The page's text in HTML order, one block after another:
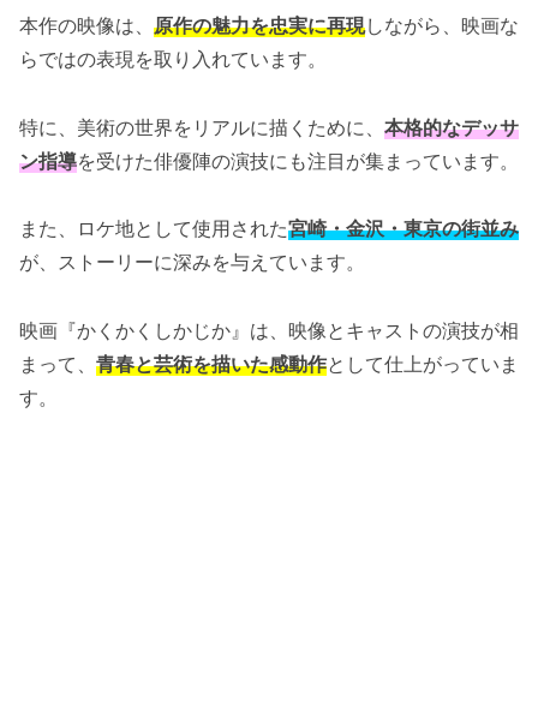
本作の映像は、 原作の魅力を忠実に再現しながら、映画な
らではの表現を取り入れています。
特に、美術の世界をリアルに描くために、 本格的なデッサ
ン指導を受けた俳優陣の演技にも注目が集まっています。
また、ロケ地として使用された宮崎・金沢・東京の街並み
が、ストーリーに深みを与えています。
映画『かくかくしかじか』は、映像とキャストの演技が相
まって、 青春と芸術を描いた感動作として仕上がっていま
す。